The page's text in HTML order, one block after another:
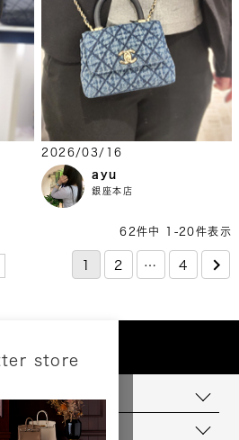
2026/03/16
ayu
銀座本店
62件中 -20件表示
2 … 4
store